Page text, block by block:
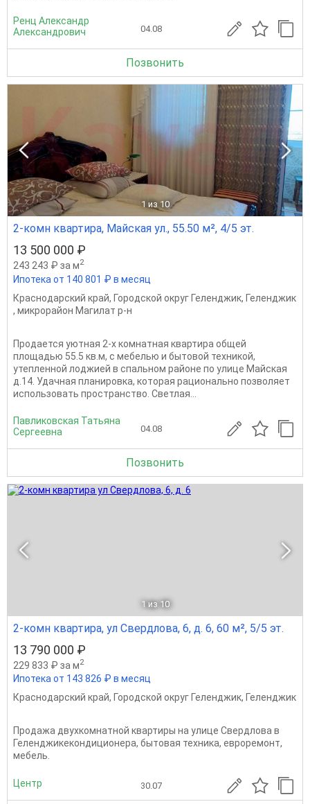
Ренц Александр
Александрович
04.08
Позвонить
1 из 10
2-комн квартира, Майская ул., 55.50 м², 4/5 эт.
13 500 000 ₽
243 243 ₽ за м2
Ипотека от 140 801 ₽ в месяц
Краснодарский край, Городской округ Геленджик, Геленджик
, микрорайон Магилат р-н
Продается уютная 2-х комнатная квартира общей
площадью 55.5 кв.м, с мебелью и бытовой техникой,
утепленной лоджией в спальном районе по улице Майская
д.14. Удачная планировка, которая рационально позволяет
использовать пространство. Светлая...
Павликовская Татьяна
Сергеевна
04.08
Позвонить
1 из 10
2-комн квартира, ул Свердлова, 6, д. 6, 60 м², 5/5 эт.
13 790 000 ₽
229 833 ₽ за м2
Ипотека от 143 826 ₽ в месяц
Краснодарский край, Городской округ Геленджик, Геленджик
Продажа двухкомнатной квартиры на улице Свердлова в
Геленджикекондиционера, бытовая техника, евроремонт,
мебель.
Центр 30.07